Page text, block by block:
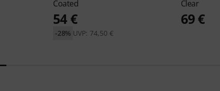
Coated
54 €
UVP: 74,50 €
-28%
Clear
69 €